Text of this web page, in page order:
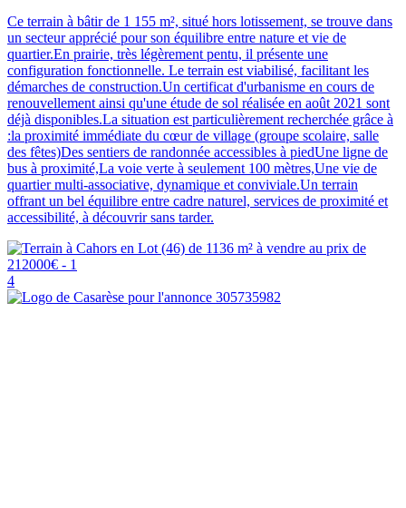
Ce terrain à bâtir de 1 155 m², situé hors lotissement, se trouve dans
un secteur apprécié pour son équilibre entre nature et vie de
quartier.En prairie, très légèrement pentu, il présente une
configuration fonctionnelle. Le terrain est viabilisé, facilitant les
démarches de construction.Un certificat d'urbanisme en cours de
renouvellement ainsi qu'une étude de sol réalisée en août 2021 sont
déjà disponibles.La situation est particulièrement recherchée grâce à
:la proximité immédiate du cœur de village (groupe scolaire, salle
des fêtes)Des sentiers de randonnée accessibles à piedUne ligne de
bus à proximité,La voie verte à seulement 100 mètres,Une vie de
quartier multi-associative, dynamique et conviviale.Un terrain
offrant un bel équilibre entre cadre naturel, services de proximité et
accessibilité, à découvrir sans tarder.
4